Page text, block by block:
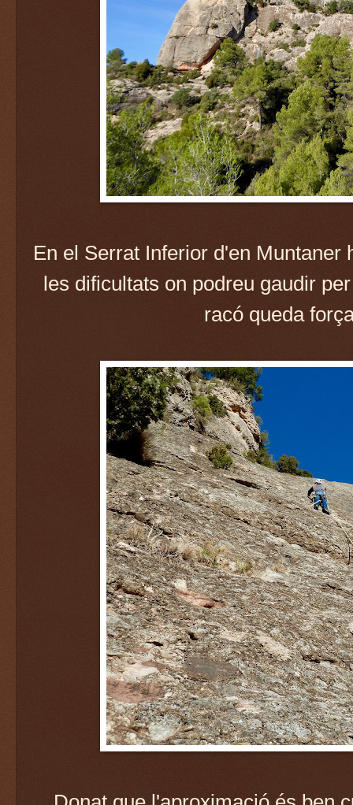
En el Serrat Inferior d'en Muntaner
les dificultats on podreu gaudir
racó queda